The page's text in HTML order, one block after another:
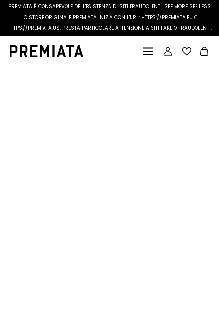
PREMIATA È CONSAPEVOLE DELL'ESISTENZA DI SITI FRAUDOLENTI. SEE MORE SEE LESS
LO STORE ORIGINALE PREMIATA INIZIA CON L'URL: HTTPS://PREMIATA.EU O
HTTPS://PREMIATA.US. PRESTA PARTICOLARE ATTENZIONE A SITI FAKE O FRAUDOLENTI.